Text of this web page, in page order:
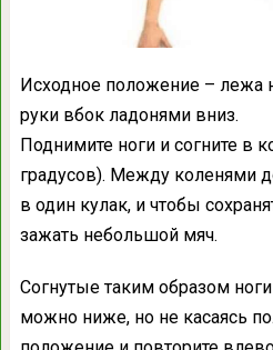
Исходное положение – лежа
руки вбок ладонями вниз.
Поднимите ноги и согните в
градусов). Между коленями
в один кулак, и чтобы
зажать небольшой мяч.
Согнутые таким образом
можно ниже, но не касаясь